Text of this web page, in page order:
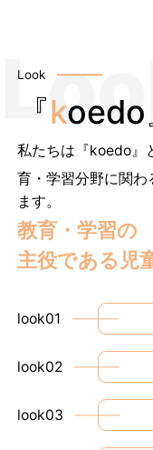
Look
『koedo
私たちは『koedo』
育・学習分野に関わ
ます。
教育・学習の
主役である児
look01
look02
look03